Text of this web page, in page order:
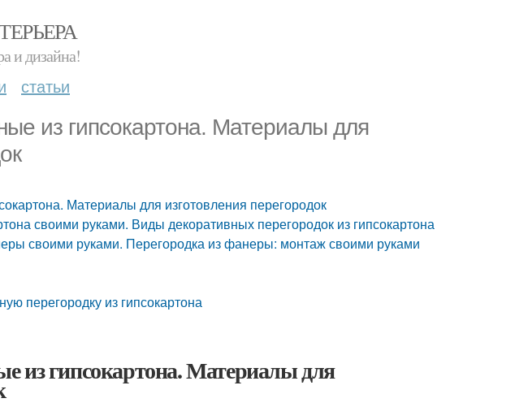
и дизайна!
статьи
из гипсокартона. Материалы для
Материалы для изготовления перегородок
своими руками. Виды декоративных перегородок из гипсокартона
своими руками. Перегородка из фанеры: монтаж своими руками
перегородку из гипсокартона
из гипсокартона. Материалы для